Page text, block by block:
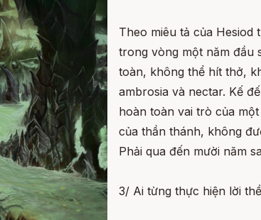
Theo miêu tả của
trong vòng một năm đầu
toàn, không thể hít thở,
ambrosia và nectar. Kế
hoàn toàn vai trò của
của thần thánh, không
Phải qua đến mười năm
3/ Ai từng thực hiện lời